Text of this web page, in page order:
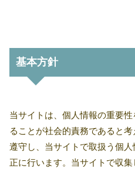
基本方針
当サイトは、個人情報の重要
ることが社会的責務であると
遵守し、当サイトで取扱う個
正に行います。当サイトで収